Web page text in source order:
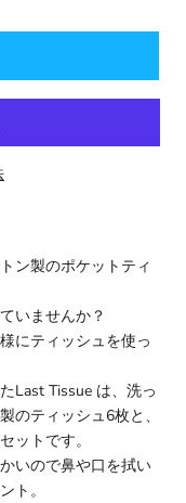
ン製のポケットティ
いませんか？
にティッシュを使っ
Last Tissue は、洗っ
のティッシュ6枚と、
ットです。
いので鼻や口を拭い
ト。